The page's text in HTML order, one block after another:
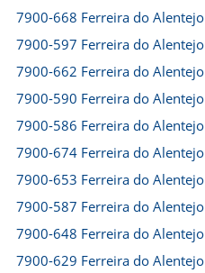
7900-668 Ferreira do Alentejo
7900-597 Ferreira do Alentejo
7900-662 Ferreira do Alentejo
7900-590 Ferreira do Alentejo
7900-586 Ferreira do Alentejo
7900-674 Ferreira do Alentejo
7900-653 Ferreira do Alentejo
7900-587 Ferreira do Alentejo
7900-648 Ferreira do Alentejo
7900-629 Ferreira do Alentejo